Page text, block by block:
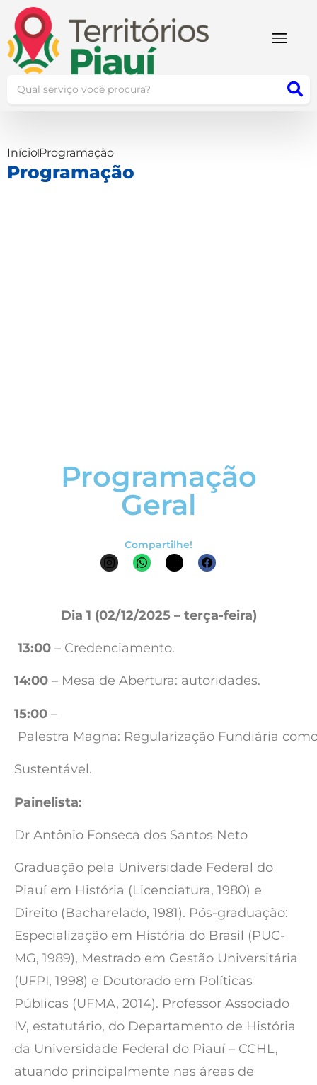
InícioProgramação
Programação
Programação
Geral
Compartilhe!
Dia 1 (02/12/2025 – terça-feira)
13:00 – Credenciamento.
14:00 – Mesa de Abertura: autoridades.
15:00 –
Palestra Magna: Regularização Fundiária
Sustentável.
Painelista:
Dr Antônio Fonseca dos Santos Neto
Graduação pela Universidade Federal do
Piauí em História (Licenciatura, 1980) e
Direito (Bacharelado, 1981). Pós-graduação:
Especialização em História do Brasil (PUC-
MG, 1989), Mestrado em Gestão Universitária
(UFPI, 1998) e Doutorado em Políticas
Públicas (UFMA, 2014). Professor Associado
IV, estatutário, do Departamento de História
da Universidade Federal do Piauí – CCHL,
atuando principalmente nas áreas de